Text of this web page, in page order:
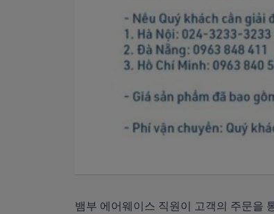
뱀부 에어웨이스 직원이 고객의 주문을